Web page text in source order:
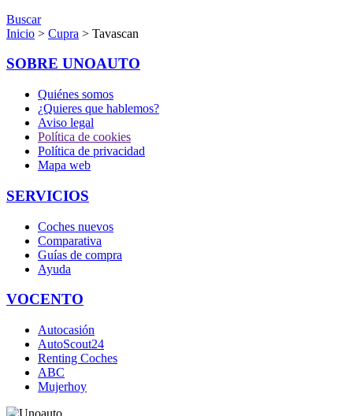
Buscar
Inicio > Cupra > Tavascan
SOBRE UNOAUTO
Quiénes somos
¿Quieres que hablemos?
Aviso legal
Política de cookies
Política de privacidad
Mapa web
SERVICIOS
Coches nuevos
Comparativa
Guías de compra
Ayuda
VOCENTO
Autocasión
AutoScout24
Renting Coches
ABC
Mujerhoy